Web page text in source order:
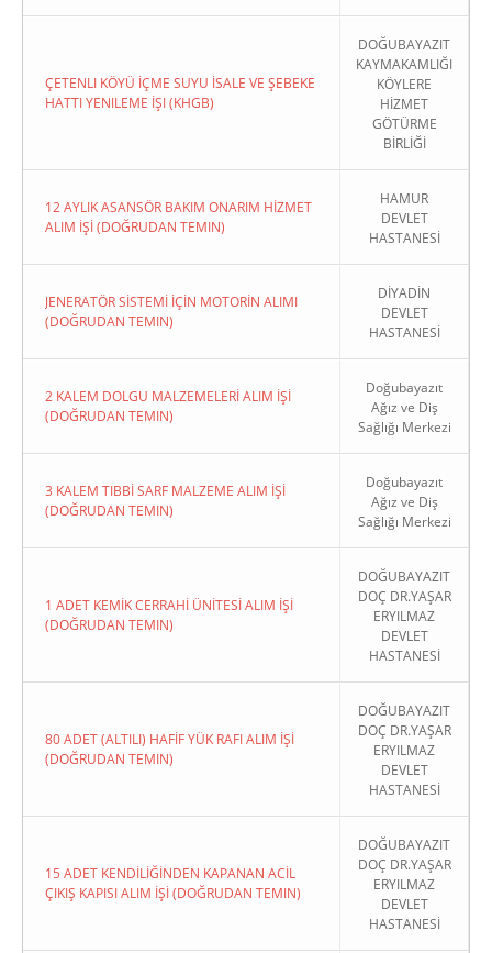
ÇETENLI KÖYÜ İÇME SUYU İSALE VE ŞEBEKE
HATTI YENILEME İŞI (KHGB)
DOĞUBAYAZIT
KAYMAKAMLIĞI
KÖYLERE
HİZMET
GÖTÜRME
BİRLİĞİ
12 AYLIK ASANSÖR BAKIM ONARIM HİZMET
ALIM İŞİ (DOĞRUDAN TEMIN)
HAMUR
DEVLET
HASTANESİ
JENERATÖR SİSTEMİ İÇİN MOTORİN ALIMI
(DOĞRUDAN TEMIN)
DİYADİN
DEVLET
HASTANESİ
2 KALEM DOLGU MALZEMELERİ ALIM İŞİ
(DOĞRUDAN TEMIN)
Doğubayazıt
Ağız ve Diş
Sağlığı Merkezi
3 KALEM TIBBİ SARF MALZEME ALIM İŞİ
(DOĞRUDAN TEMIN)
Doğubayazıt
Ağız ve Diş
Sağlığı Merkezi
1 ADET KEMİK CERRAHİ ÜNİTESİ ALIM İŞİ
(DOĞRUDAN TEMIN)
DOĞUBAYAZIT
DOÇ DR.YAŞAR
ERYILMAZ
DEVLET
HASTANESİ
80 ADET (ALTILI) HAFİF YÜK RAFI ALIM İŞİ
(DOĞRUDAN TEMIN)
DOĞUBAYAZIT
DOÇ DR.YAŞAR
ERYILMAZ
DEVLET
HASTANESİ
15 ADET KENDİLİĞİNDEN KAPANAN ACİL
ÇIKIŞ KAPISI ALIM İŞİ (DOĞRUDAN TEMIN)
DOĞUBAYAZIT
DOÇ DR.YAŞAR
ERYILMAZ
DEVLET
HASTANESİ